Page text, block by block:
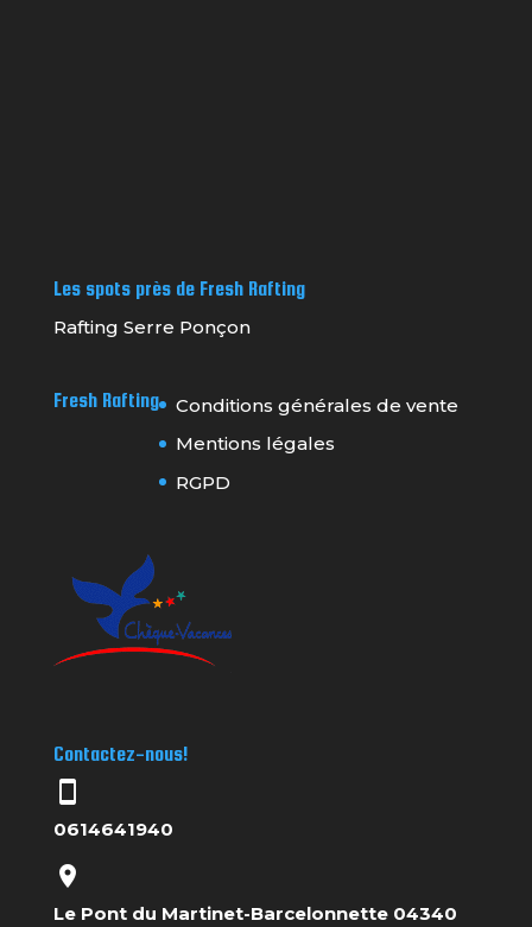
Les spots près de Fresh Rafting
Rafting Serre Ponçon
Fresh Rafting
Conditions générales de vente
Mentions légales
RGPD
Contactez-nous!
stay_current_portrait
0614641940
location_on
Le Pont du Martinet-Barcelonnette 04340